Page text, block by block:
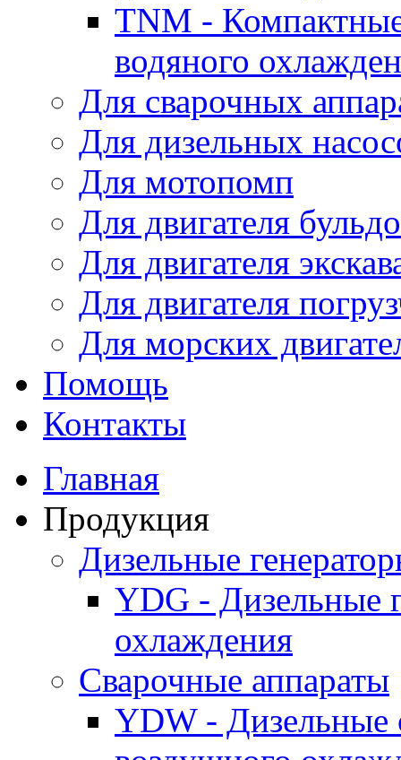
TNM -
водяного
Для сварочных
Для дизельных
Для мотопомп
Для двигателя
Для двигателя
Для двигателя
Для морских
Помощь
Контакты
Главная
Продукция
Дизельные
YDG - Дизельные
охлаждения
Cварочные аппараты
YDW - Дизельные